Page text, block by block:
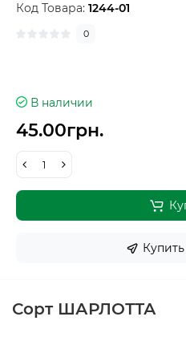
Код Товара: 1244-01
0
В наличии
45.00грн.
Сорт ШАРЛОТТА